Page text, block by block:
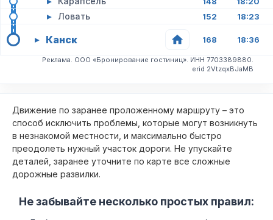
▸ Ловать 152 18:23
▸ Канск 168 18:36
Реклама. ООО «Бронирование гостиниц». ИНН 7703389880.
erid 2VtzqxBJaMB
Движение по заранее проложенному маршруту – это
способ исключить проблемы, которые могут возникнуть
в незнакомой местности, и максимально быстро
преодолеть нужный участок дороги. Не упускайте
деталей, заранее уточните по карте все сложные
дорожные развилки.
Не забывайте несколько простых правил: